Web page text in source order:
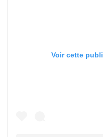
Voir cette